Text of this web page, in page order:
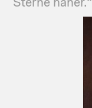
Sterne näher.“